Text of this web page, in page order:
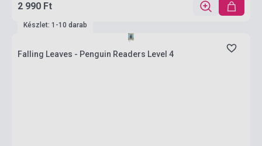
2 990 Ft
Készlet: 1-10 darab
Falling Leaves - Penguin Readers Level 4